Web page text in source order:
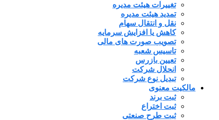
تغییرات هیئت مدیره
تمدید هیئت مدیره
نقل و انتقال سهام
کاهش یا افزایش سرمایه
تصویب صورت های مالی
تاسیس شعبه
تعیین بازرس
انحلال شرکت
تبدیل نوع شرکت
مالکیت معنوی
ثبت برند
ثبت اختراع
ثبت طرح صنعتی